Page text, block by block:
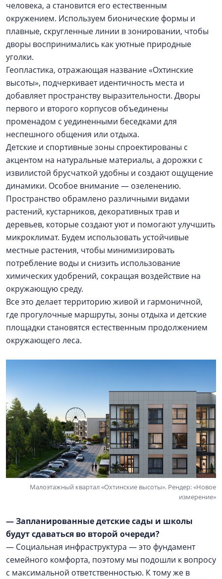
человека, а становится его естественным
окружением. Используем бионические формы и
плавные, скругленные линии в зонировании, чтобы
дворы воспринимались как уютные природные
уголки.
Геопластика, отражающая название «Охтинские
высоты», подчеркивает идентичность места и
добавляет пространству выразительности. Дворы
первого и второго корпусов объединены
променадом с уединенными беседками для
неспешного общения или отдыха.
Детские и спортивные зоны спроектированы с
акцентом на натуральные материалы, а дорожки с
извилистой брусчаткой удобны и создают ощущение
динамики. Особое внимание — озеленению.
Пространство обрамлено различными видами
растений, кустарников, декоративных трав и
деревьев, которые создают уют и помогают улучшить
микроклимат. Будем использовать устойчивые
местные растения, чтобы минимизировать
потребление воды и снизить использование
химических удобрений, сокращая воздействие на
окружающую среду.
Все это делает территорию живой и гармоничной,
где прогулочные маршруты, зоны отдыха и детские
площадки становятся естественным продолжением
окружающего леса.
Малоэтажный квартал «Охтинские высоты». Рендер: «Новое
измерение»
— Запланированные детские сады и школы
будут сдаваться во второй очереди?
— Социальная инфраструктура — это фундамент
семейного комфорта, поэтому мы подошли к вопросу
с максимальной ответственностью. К тому же в